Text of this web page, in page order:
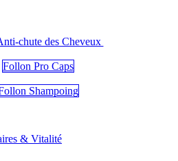
chute des Cheveux
Follon Pro Caps
Shampoing
& Vitalité